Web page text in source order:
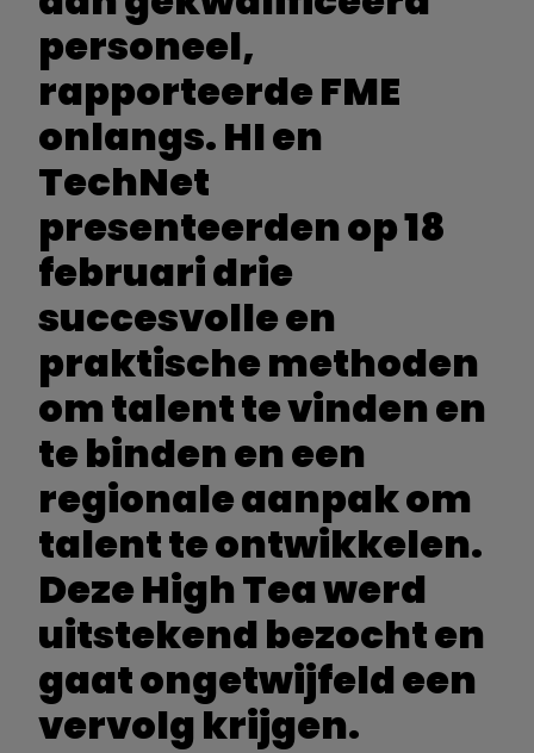
personeel,
rapporteerde FME
onlangs. HI en
TechNet
presenteerden op 18
februari drie
succesvolle en
praktische methoden
om talent te vinden en
te binden en een
regionale aanpak om
talent te ontwikkelen.
Deze High Tea werd
uitstekend bezocht en
gaat ongetwijfeld een
vervolg krijgen.